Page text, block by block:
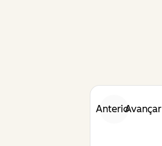
AnteriorAvançar